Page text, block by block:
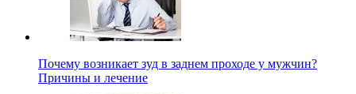
Почему возникает зуд в заднем проходе у мужчин?
Причины и лечение